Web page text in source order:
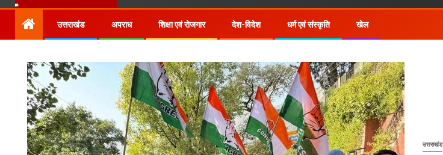
उत्तराखंड अपराध शिक्षा एवं रोजगार देश-विदेश धर्म एवं संस्कृति खेल
उत्तराखंड